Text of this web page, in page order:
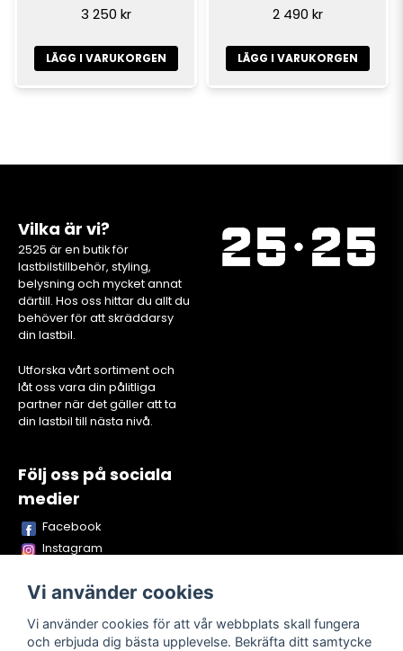
3 250 kr
LÄGG I VARUKORGEN
2 490 kr
LÄGG I VARUKORGEN
Vilka är vi?
2525 är en butik för
lastbilstillbehör, styling,
belysning och mycket annat
därtill. Hos oss hittar du allt du
behöver för att skräddarsy
din lastbil.
Utforska vårt sortiment och
låt oss vara din pålitliga
partner när det gäller att ta
din lastbil till nästa nivå.
Följ oss på sociala
medier
Facebook
Instagram
TikTok
Vi använder cookies
Vi använder cookies för att vår webbplats skall fungera
och erbjuda dig bästa upplevelse. Bekräfta ditt samtycke